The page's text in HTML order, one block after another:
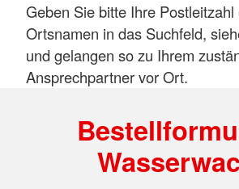
Geben Sie bitte Ihre Postleitzahl
Ortsnamen in das Suchfeld,
und gelangen so zu Ihrem
Ansprechpartner vor Ort.